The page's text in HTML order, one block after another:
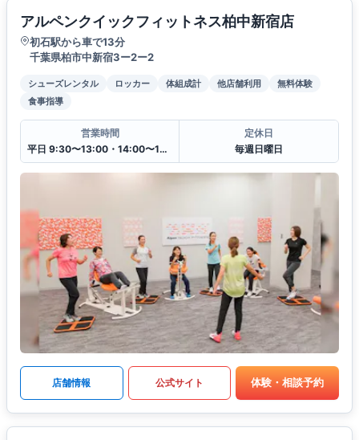
アルペンクイックフィットネス柏中新宿店
初石駅から車で13分
千葉県柏市中新宿3ー2ー2
シューズレンタル ロッカー 体組成計 他店舗利用
無料体験
食事指導
営業時間
平日 9:30〜13:00・14:00〜19:30
定休日
毎週日曜日
店舗情報 公式サイト 体験・相談予約